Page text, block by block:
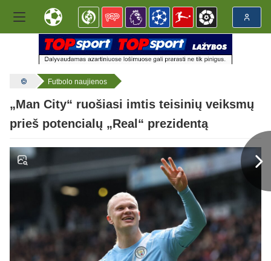
Futbolo naujienos
„Man City“ ruošiasi imtis teisinių veiksmų
prieš potencialų „Real“ prezidentą